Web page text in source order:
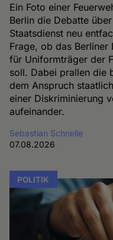
Ein Foto einer
Berlin die Debatte
Staatsdienst neu
Frage, ob das
für Uniformträger der
soll. Dabei prallen die
dem Anspruch
einer Diskriminierung
aufeinander.
Sebastian Schnelle
07.08.2026
POLITIK